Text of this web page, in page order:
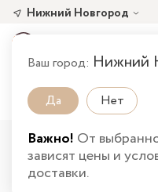
Нижний Новгород
Ваш город: Нижний
Да Нет
Важно! От
зависят цены и
доставки.
Главная Каталог товаров
Комплектующие для